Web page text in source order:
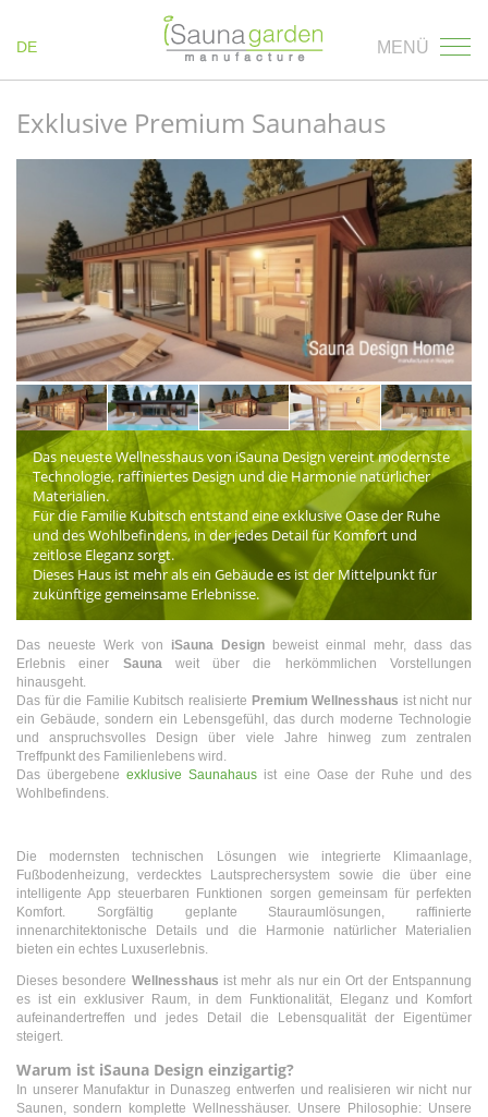
DE MENÜ
Exklusive Premium Saunahaus
Das neueste Wellnesshaus von iSauna Design vereint modernste
Technologie, raffiniertes Design und die Harmonie natürlicher
Materialien.
Für die Familie Kubitsch entstand eine exklusive Oase der Ruhe
und des Wohlbefindens, in der jedes Detail für Komfort und
zeitlose Eleganz sorgt.
Dieses Haus ist mehr als ein Gebäude es ist der Mittelpunkt für
zukünftige gemeinsame Erlebnisse.
Das neueste Werk von iSauna Design beweist einmal mehr, dass das
Erlebnis einer Sauna weit über die herkömmlichen Vorstellungen
hinausgeht.
Das für die Familie Kubitsch realisierte Premium Wellnesshaus ist nicht nur
ein Gebäude, sondern ein Lebensgefühl, das durch moderne Technologie
und anspruchsvolles Design über viele Jahre hinweg zum zentralen
Treffpunkt des Familienlebens wird.
Das übergebeneexklusive Saunahaus ist eine Oase der Ruhe und des
Wohlbefindens.
Die modernsten technischen Lösungen wie integrierte Klimaanlage,
Fußbodenheizung, verdecktes Lautsprechersystem sowie die über eine
intelligente App steuerbaren Funktionen sorgen gemeinsam für perfekten
Komfort. Sorgfältig geplante Stauraumlösungen, raffinierte
innenarchitektonische Details und die Harmonie natürlicher Materialien
bieten ein echtes Luxuserlebnis.
Dieses besondere Wellnesshaus ist mehr als nur ein Ort der Entspannung
es ist ein exklusiver Raum, in dem Funktionalität, Eleganz und Komfort
aufeinandertreffen und jedes Detail die Lebensqualität der Eigentümer
steigert.
Warum ist iSauna Design einzigartig?
In unserer Manufaktur in Dunaszeg entwerfen und realisieren wir nicht nur
Saunen, sondern komplette Wellnesshäuser. Unsere Philosophie: Unsere